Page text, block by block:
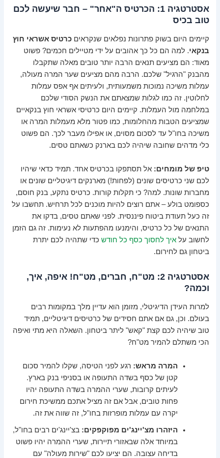
אסטרטגיה 1: הכרטיס ה"אחר" – חבר שיעשה לכם
טוב בכיס
קיימים היום בשוק פתרונות נפלאים שנקראיםכרטיס אשראי חוץ
בנקאי. למה הם כל כך אהובים על ידי מטיילים חכמים? פשוט
מאוד: הם מציעים תנאים הרבה יותר טובים מאלה שתקבלו
מהבנק "הרגיל" שלכם. הרבה מהם מציעים שער המרה מעולה,
עמלות משיכה נמוכות משמעותית, ולעיתים אף אפס עמלות
לחלוטין. זה כמו לגלות שמצאתם את הנשק הסודי שלכם
במלחמה מול העמלות. קיימים היום כרטיסי אשראי חוץ בנקאיים
שמציעים הטבות מהחלומות, כמו פטור מלא מעמלות המרה או
משיכה בחו"ל עד לסכום מסוים, או אפילו מעבר לכך. הם פשוט
כלי מדהים שחובה שיהיה לכם בארנק כשאתם טסים.
טיפ של מומחים: אל תסתפקו בכרטיס אחד. תמיד כדאי שיהיו
לכם שני כרטיסים שונים (לפחות!) מארנקים דיגיטליים שונים או
מחברות שונות. למה? כי תקלות קורות. כרטיס נתקע, בנק חוסם,
כספומט בולע – אתם רוצים להיות מוכנים לכל תרחיש. תחשבו על
זה כעל תעודת ביטוח פיננסית. לפני שאתם טסים, בדקו את
התנאים של כל כרטיס, והימנעו מהפתעות לא נעימות. זה גם הזמן
לחשוב עלאיך לחסוך כסף כל חודש כדי שתהיה לכם יתרת
ביטחון גם לחירום.
אסטרטגיה 2: מט"ח, חברים, מט"ח! איפה, איך,
וכמה?
למרות העידן הדיגיטלי, מזומן הוא עדיין מלך במקומות רבים
בעולם. וכן, גם אם אתם חסידים של כרטיסים דיגיטליים, תמיד
טוב שיהיה לכם קצת "קאש" ליתר ביטחון. השאלה היא מתי ואיפה
הכי משתלם להמיר מט"ח?
המרה מראש: רגע לפני הטיסה, שקלו להמיר סכום
קטן של כסף בשדה התעופה או בסניפי בנק בארץ.
לעיתים קרובות, שערי ההמרה בשדה התעופה יהיו
פחות טובים, אבל אם זה מציל אתכם ממשיכת חירום
יקרה עם עמלות מופרזות בחו"ל, זה שווה את זה.
היזהרו מצ'יינג'ים מפוקפקים: בצ'יינג'ים רבים בחו"ל,
במיוחד אלה שבאזורי תיירות, שערי ההמרה יהיו פשוט
בדיחה עצובה. הם יציעו לכם "שירות מעולה" עם